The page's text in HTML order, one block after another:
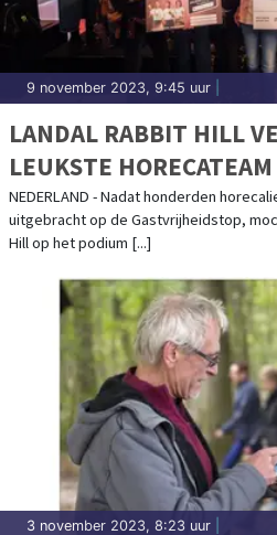
9 november 2023, 9:45 uur
LANDAL RABBIT HILL
LEUKSTE
2023
NEDERLAND - Nadat honderden
uitgebracht op de Gastvrijheidstop,
Hill op het podium [...]
3 november 2023, 8:23 uur